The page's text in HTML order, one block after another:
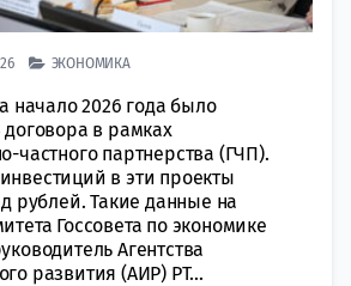
ЭКОНОМИКА
начало 2026 года было
в рамках
частного партнерства (ГЧП).
в эти проекты
рублей. Такие данные на
Госсовета по экономике
Агентства
развития (АИР) РТ...